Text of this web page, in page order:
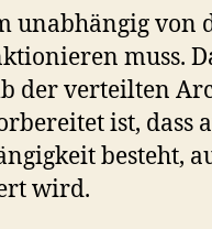
unabhängig von
muss.
der verteilten
ist, dass
besteht,
wird.